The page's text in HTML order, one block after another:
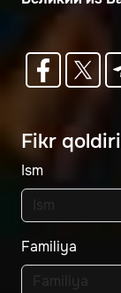
Fikr
Ism
Familiya